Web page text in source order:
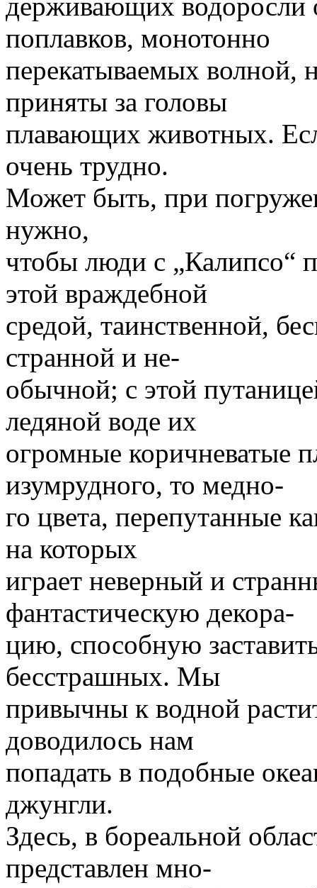
поплавков, монотонно
перекатываемых волной,
приняты за головы
плавающих животных.
очень трудно.
Может быть, при
нужно,
чтобы люди с „Калипсо“
этой враждебной
средой, таинственной,
странной и не-
обычной; с этой
ледяной воде их
огромные коричневатые
изумрудного, то медно-
го цвета, перепутанные
на которых
играет неверный и
фантастическую декора-
цию, способную
бесстрашных. Мы
привычны к водной
доводилось нам
попадать в подобные
джунгли.
Здесь, в бореальной
представлен мно-